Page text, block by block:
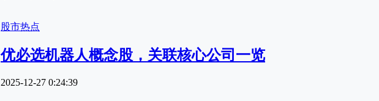
股市热点
优必选机器人概念股，关联核心公司一览
2025-12-27 0:24:39